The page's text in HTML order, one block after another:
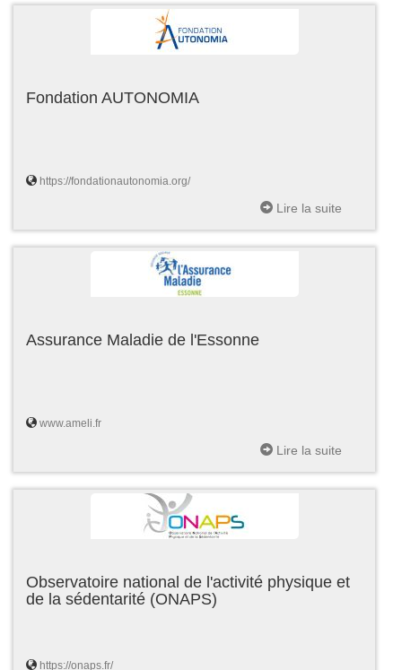
Fondation AUTONOMIA
https://fondationautonomia.org/
Lire la suite
Assurance Maladie de l'Essonne
www.ameli.fr
Lire la suite
Observatoire national de l'activité physique et
de la sédentarité (ONAPS)
https://onaps.fr/